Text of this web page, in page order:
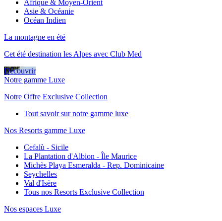
Afrique & Moyen-Orient
Asie & Océanie
Océan Indien
La montagne en été
Cet été destination les Alpes avec Club Med
Découvrir
Notre gamme Luxe
Notre Offre Exclusive Collection
Tout savoir sur notre gamme luxe
Nos Resorts gamme Luxe
Cefalù - Sicile
La Plantation d'Albion - Île Maurice
Michès Playa Esmeralda - Rep. Dominicaine
Seychelles
Val d'Isère
Tous nos Resorts Exclusive Collection
Nos espaces Luxe